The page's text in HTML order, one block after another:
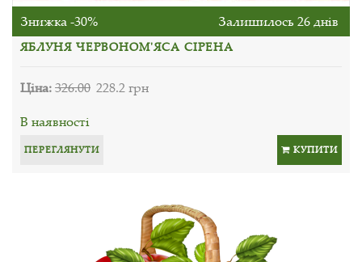
Знижка -30% Залишилось 26 днів
ЯБЛУНЯ ЧЕРВОНОМ'ЯСА СІРЕНА
Ціна:326.00 228.2 грн
В наявності
ПЕРЕГЛЯНУТИ КУПИТИ